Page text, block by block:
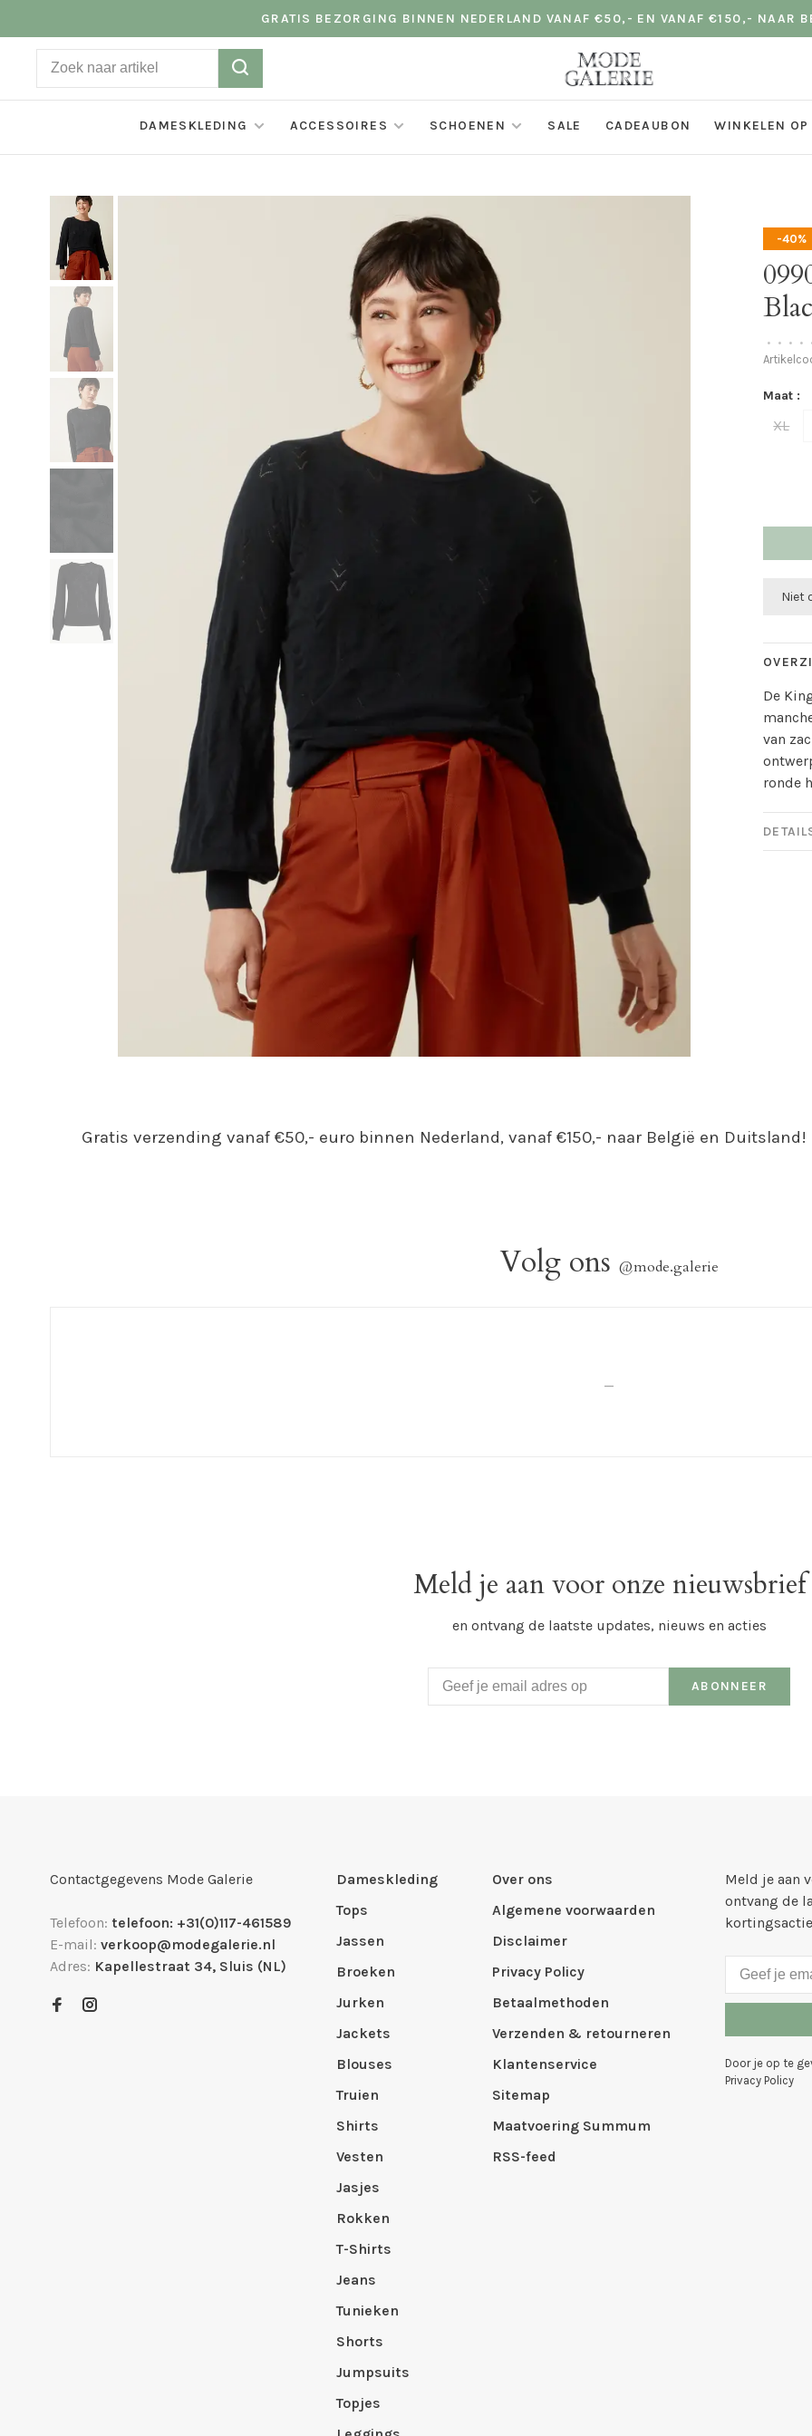
GRATIS BEZORGING BINNEN NEDERLAND VANAF €50,- EN VANAF €150,- NAAR
DAMESKLEDING ACCESSOIRES SCHOENEN SALE CADEAUBON WINKELEN
-40%
• • • •
Maat :
XL
Niet
De
van
ronde
Gratis verzending vanaf €50,- euro binnen Nederland, vanaf €150,- naar België en Duitsland!
Volg ons @mode.galerie
Meld je aan voor onze nieuwsbrief
en ontvang de laatste updates, nieuws en acties
ABONNEER
Contactgegevens Mode Galerie
Telefoon: telefoon: +31(0)117-461589
E-mail: verkoop@modegalerie.nl
Adres: Kapellestraat 34, Sluis (NL)
Dameskleding
Tops
Jassen
Broeken
Jurken
Jackets
Blouses
Truien
Shirts
Vesten
Jasjes
Rokken
T-Shirts
Jeans
Tunieken
Shorts
Jumpsuits
Topjes
Over ons
Algemene voorwaarden
Disclaimer
Privacy Policy
Betaalmethoden
Verzenden & retourneren
Klantenservice
Sitemap
Maatvoering Summum
RSS-feed
Meld je aan
ontvang de
Door je op te
Privacy Policy